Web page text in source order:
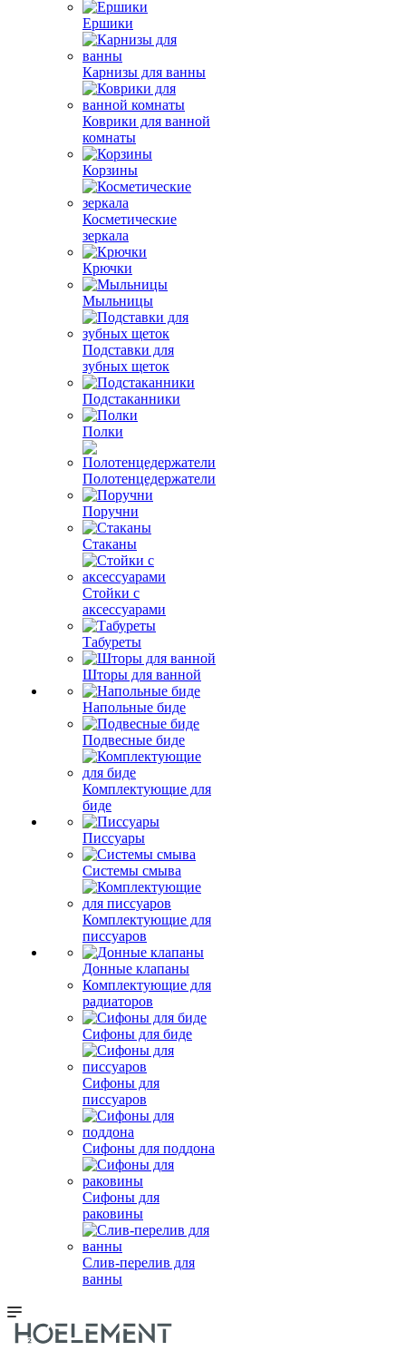
Ершики
Карнизы для ванны
Коврики для ванной
комнаты
Корзины
Косметические
зеркала
Крючки
Мыльницы
Подставки для
зубных щеток
Подстаканники
Полки
Полотенцедержатели
Поручни
Стаканы
Стойки с
аксессуарами
Табуреты
Шторы для ванной
Напольные биде
Подвесные биде
Комплектующие для
биде
Писсуары
Системы смыва
Комплектующие для
писсуаров
Донные клапаны
Комплектующие для
радиаторов
Сифоны для биде
Сифоны для
писсуаров
Сифоны для поддона
Сифоны для
раковины
Слив-перелив для
ванны